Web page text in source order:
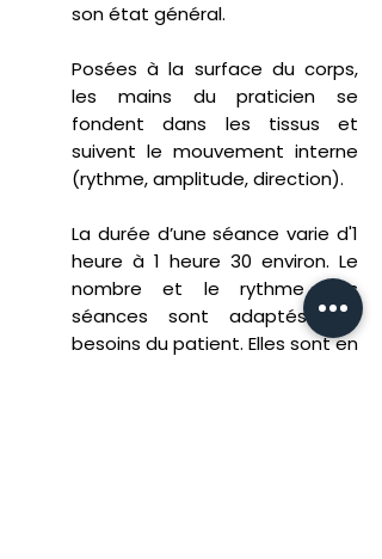
son état général.
Posées à la surface du corps,
les mains du praticien se
fondent dans les tissus et
suivent le mouvement interne
(rythme, amplitude, direction).
La durée d’une séance varie d'1
heure à 1 heure 30 environ. Le
nombre et le rythme des
séances sont adaptés aux
besoins du patient. Elles sont en